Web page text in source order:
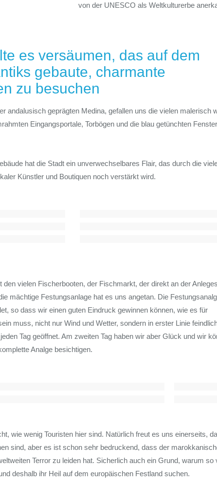
von der UNESCO als Weltkulturerbe
es versäumen, das auf dem
gebaute, charmante
zu besuchen
andalusisch geprägten Medina, gefallen uns die vielen malerisch
Eingangsportale, Torbögen und die blau getünchten
hat die Stadt ein unverwechselbares Flair, das durch die
Künstler und Boutiquen noch verstärkt wird.
den vielen Fischerbooten, der Fischmarkt, der direkt an der
mächtige Festungsanlage hat es uns angetan. Die
so dass wir einen guten Eindruck gewinnen können, wie es für
muss, nicht nur Wind und Wetter, sondern in erster Linie
Tag geöffnet. Am zweiten Tag haben wir aber Glück und wir
Analge besichtigen.
wie wenig Touristen hier sind. Natürlich freut es uns einerseits,
sind, aber es ist schon sehr bedruckend, dass der
Terror zu leiden hat. Sicherlich auch ein Grund, warum so
deshalb ihr Heil auf dem europäischen Festland suchen.